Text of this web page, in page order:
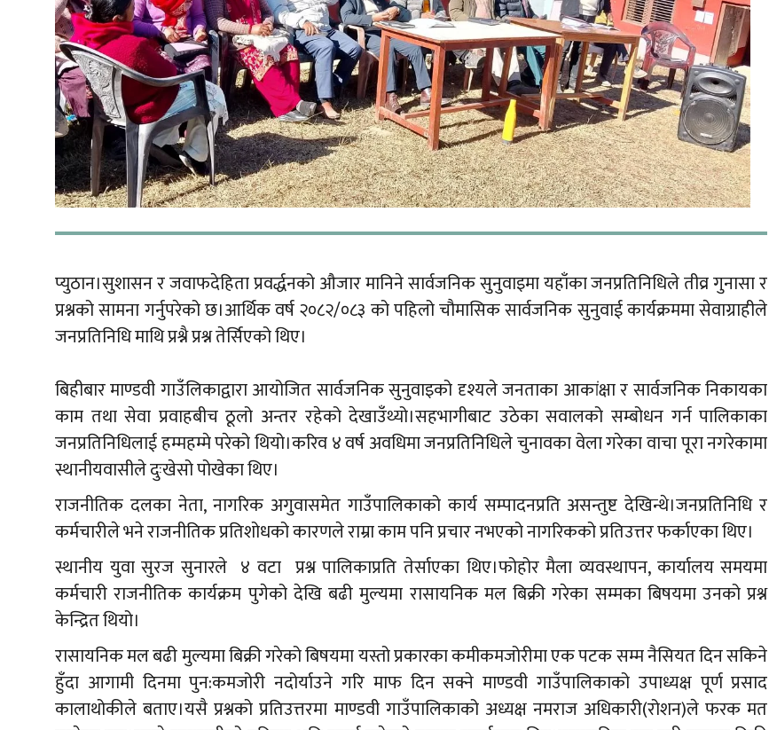
प्युठान।सुशासन र जवाफदेहिता प्रवर्द्धनको औजार मानिने सार्वजनिक सुनुवाइमा यहाँका जनप्रतिनिधिले तीव्र गुनासा र
प्रश्नको सामना गर्नुपरेको छ।आर्थिक वर्ष २०८२/०८३ को पहिलो चौमासिक सार्वजनिक सुनुवाई कार्यक्रममा सेवाग्राहीले
जनप्रतिनिधि माथि प्रश्नै प्रश्न तेर्सिएको थिए।
बिहीबार माण्डवी गाउँलिकाद्वारा आयोजित सार्वजनिक सुनुवाइको दृश्यले जनताका आकांक्षा र सार्वजनिक निकायका
काम तथा सेवा प्रवाहबीच ठूलो अन्तर रहेको देखाउँथ्यो।सहभागीबाट उठेका सवालको सम्बोधन गर्न पालिकाका
जनप्रतिनिधिलाई हम्महम्मे परेको थियो।करिव ४ वर्ष अवधिमा जनप्रतिनिधिले चुनावका वेला गरेका वाचा पूरा नगरेकामा
स्थानीयवासीले दुःखेसो पोखेका थिए।
राजनीतिक दलका नेता, नागरिक अगुवासमेत गाउँपालिकाको कार्य सम्पादनप्रति असन्तुष्ट देखिन्थे।जनप्रतिनिधि र
कर्मचारीले भने राजनीतिक प्रतिशोधको कारणले राम्रा काम पनि प्रचार नभएको नागरिकको प्रतिउत्तर फर्काएका थिए।
स्थानीय युवा सुरज सुनारले ४ वटा प्रश्न पालिकाप्रति तेर्साएका थिए।फोहोर मैला व्यवस्थापन, कार्यालय समयमा
कर्मचारी राजनीतिक कार्यक्रम पुगेको देखि बढी मुल्यमा रासायनिक मल बिक्री गरेका सम्मका बिषयमा उनको प्रश्न
केन्द्रित थियो।
रासायनिक मल बढी मुल्यमा बिक्री गरेको बिषयमा यस्तो प्रकारका कमीकमजोरीमा एक पटक सम्म नैसियत दिन सकिने
हुँदा आगामी दिनमा पुन:कमजोरी नदोर्याउने गरि माफ दिन सक्ने माण्डवी गाउँपालिकाको उपाध्यक्ष पूर्ण प्रसाद
कालाथोकीले बताए।यसै प्रश्नको प्रतिउत्तरमा माण्डवी गाउँपालिकाको अध्यक्ष नमराज अधिकारी(रोशन)ले फरक मत